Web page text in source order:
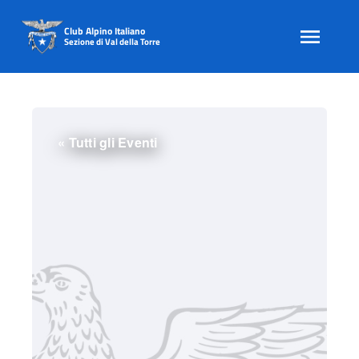
Club Alpino Italiano
Sezione di Val della Torre
« Tutti gli Eventi